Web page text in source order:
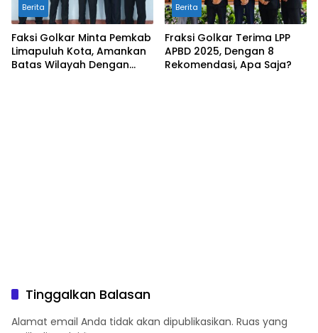
Berita
Faksi Golkar Minta Pemkab
Limapuluh Kota, Amankan
Batas Wilayah Dengan
Berita
Fraksi Golkar Terima LPP
APBD 2025, Dengan 8
Rekomendasi, Apa Saja?
Tinggalkan Balasan
Alamat email Anda tidak akan dipublikasikan. Ruas yang